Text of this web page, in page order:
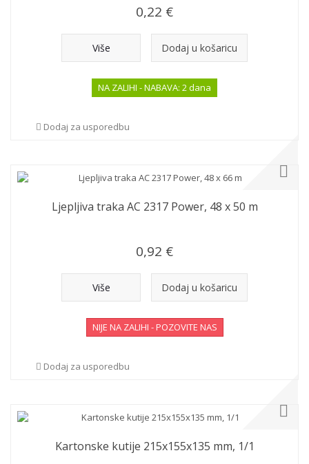
0,22 €
Više Dodaj u košaricu
NA ZALIHI - NABAVA: 2 dana
Dodaj za usporedbu
Ljepljiva traka AC 2317 Power, 48 x 50 m
0,92 €
Više Dodaj u košaricu
NIJE NA ZALIHI - POZOVITE NAS
Dodaj za usporedbu
Kartonske kutije 215x155x135 mm, 1/1